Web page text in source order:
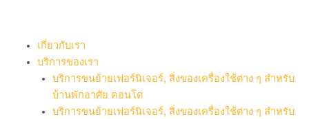
เกี่ยวกับเรา
บริการของเรา
บริการขนย้ายเฟอร์นิเจอร์, สิ่งของเครื่องใช้ต่าง ๆ สำหรับ
บ้านพักอาศัย คอนโด
บริการขนย้ายเฟอร์นิเจอร์, สิ่งของเครื่องใช้ต่าง ๆ สำหรับ